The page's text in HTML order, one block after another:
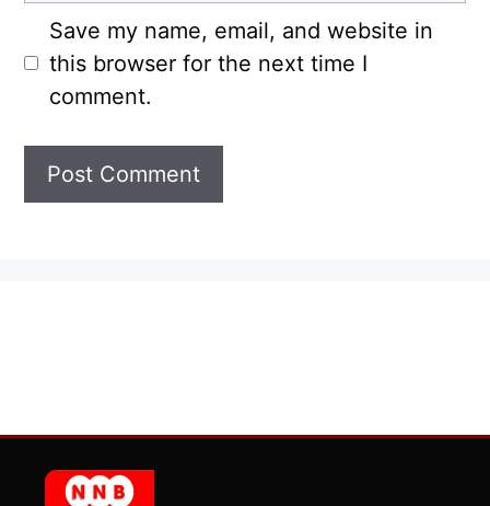
Save my name, email, and website in
this browser for the next time I
comment.